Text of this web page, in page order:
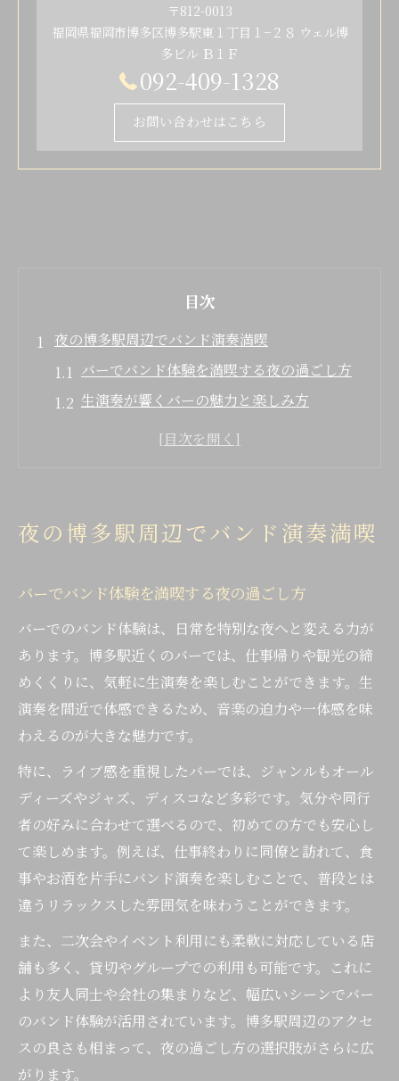
〒812-0013
福岡県福岡市博多区博多駅東１丁目１−２８ ウェル博
多ビル Ｂ１Ｆ
092-409-1328
お問い合わせはこちら
目次
夜の博多駅周辺でバンド演奏満喫
バーでバンド体験を満喫する夜の過ごし方
生演奏が響くバーの魅力と楽しみ方
アクセス抜群のバーで音楽を身近に体感
音楽と非日常を味わうバー体験術
ミュージックバーで非日常に浸るコツ
バーで味わう日常からの特別な解放感
博多駅近バーで友人と楽しむ音楽の夜
バンドの生演奏ならこのエリアが熱い
バーでバンド演奏が楽しめる注目エリア
ライブ感溢れるバー体験が叶う場所
博多駅近くに集う音楽好き必見のバー
バンド演奏を間近で味わえるバーの魅力
週末の夜はライブバーでバンドを満喫
博多駅近くで感じるライブバーの魅力
バーで感じるライブの臨場感と音響体験
アクセス重視で選ぶライブバーの利便性
博多駅周辺のライブバーで非日常を体験
音楽と食事が楽しめるバーの過ごし方
ライブバーで人気の音楽ジャンルを解説
二次会やイベントに音楽バーという選択肢
夜の博多駅周辺でバンド演奏満喫
バーでバンド体験を満喫する夜の過ごし方
バーでのバンド体験は、日常を特別な夜へと変える力が
あります。博多駅近くのバーでは、仕事帰りや観光の締
めくくりに、気軽に生演奏を楽しむことができます。生
演奏を間近で体感できるため、音楽の迫力や一体感を味
わえるのが大きな魅力です。
特に、ライブ感を重視したバーでは、ジャンルもオール
ディーズやジャズ、ディスコなど多彩です。気分や同行
者の好みに合わせて選べるので、初めての方でも安心し
て楽しめます。例えば、仕事終わりに同僚と訪れて、食
事やお酒を片手にバンド演奏を楽しむことで、普段とは
違うリラックスした雰囲気を味わうことができます。
また、二次会やイベント利用にも柔軟に対応している店
舗も多く、貸切やグループでの利用も可能です。これに
より友人同士や会社の集まりなど、幅広いシーンでバー
のバンド体験が活用されています。博多駅周辺のアクセ
スの良さも相まって、夜の過ごし方の選択肢がさらに広
がります。